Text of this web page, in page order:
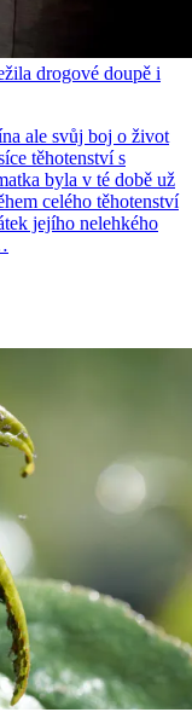
drogové doupě i
ale svůj boj o život
těhotenství s
byla v té době už
celého těhotenství
jejího nelehkého